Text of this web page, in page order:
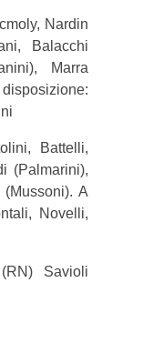
Nardin
Balacchi
Marra
Battelli,
(Palmarini),
A
Novelli,
Savioli